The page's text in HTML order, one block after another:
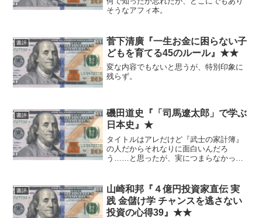
そうなアフィ本。
書評
菅下清廣『一生お金に困らない子
どもを育てる45のルール』★★
変な内容でもないと思うが、特別印象に
残らず。
書評
磯田道史『「司馬遼太郎」で学ぶ
日本史』★
タイトルはアレだけど『武士の家計簿』
の人だからそれなりに面白いんだろ
う……と思ったが、実につまらなかっ
書評
山崎和邦『４億円投資家直伝 実
践 金儲け学 チャンスを逃さない
投資の心得39』★★